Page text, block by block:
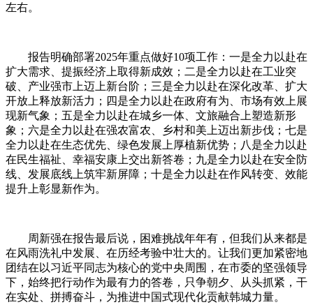
左右。
报告明确部署2025年重点做好10项工作：一是全力以赴在
扩大需求、提振经济上取得新成效；二是全力以赴在工业突
破、产业强市上迈上新台阶；三是全力以赴在深化改革、扩大
开放上释放新活力；四是全力以赴在政府有为、市场有效上展
现新气象；五是全力以赴在城乡一体、文旅融合上塑造新形
象；六是全力以赴在强农富农、乡村和美上迈出新步伐；七是
全力以赴在生态优先、绿色发展上厚植新优势；八是全力以赴
在民生福祉、幸福安康上交出新答卷；九是全力以赴在安全防
线、发展底线上筑牢新屏障；十是全力以赴在作风转变、效能
提升上彰显新作为。
周新强在报告最后说，困难挑战年年有，但我们从来都是
在风雨洗礼中发展、在历经考验中壮大的。让我们更加紧密地
团结在以习近平同志为核心的党中央周围，在市委的坚强领导
下，始终把行动作为最有力的答卷，只争朝夕、从头抓紧，干
在实处、拼搏奋斗，为推进中国式现代化贡献韩城力量。